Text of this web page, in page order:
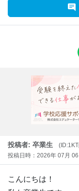
投稿者: 卒業生
投稿日時：2026年 07月
こんにちは！